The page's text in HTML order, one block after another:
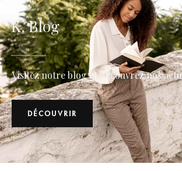
K. Blog
Visitez notre blog et découvrez nos
DÉCOUVRIR